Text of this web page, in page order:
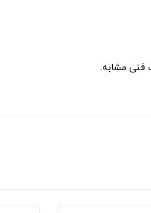
فنی مشابه.